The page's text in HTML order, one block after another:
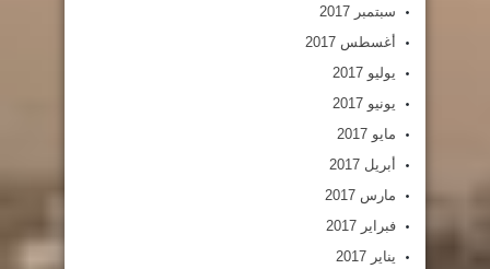
سبتمبر 2017
أغسطس 2017
يوليو 2017
يونيو 2017
مايو 2017
أبريل 2017
مارس 2017
فبراير 2017
يناير 2017